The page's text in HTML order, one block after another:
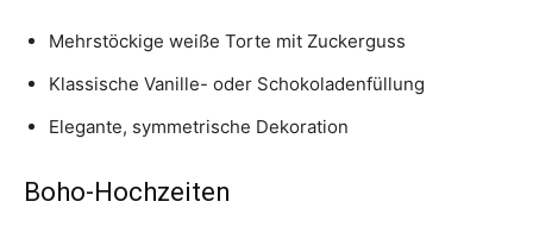
Mehrstöckige weiße Torte mit Zuckerguss
Klassische Vanille- oder Schokoladenfüllung
Elegante, symmetrische Dekoration
Boho-Hochzeiten